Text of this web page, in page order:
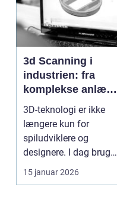
3d Scanning i
industrien: fra
komplekse anlæg
til præcise
beslutninger
3D-teknologi er ikke
længere kun for
spiludviklere og
designere. I dag bruger
en lang række
virksomh...
15 januar 2026